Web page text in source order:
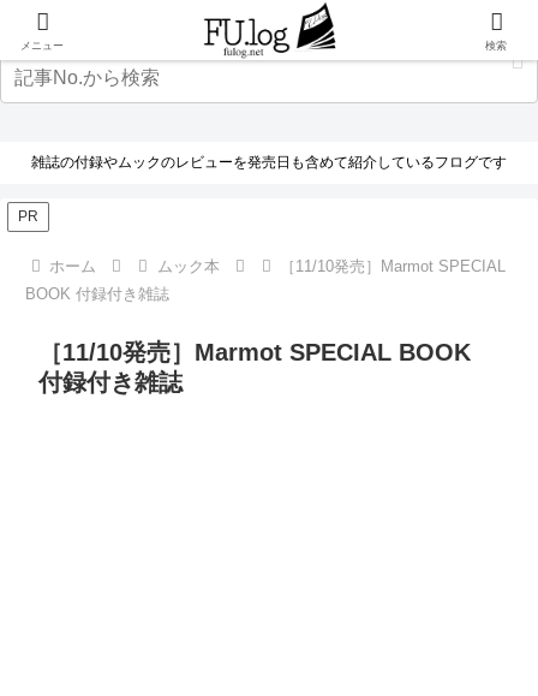
雑誌の付録やムックのレビューを発売日も含めて紹介しているフログです
PR
ホーム ムック本
［11/10発売］Marmot SPECIAL
BOOK 付録付き雑誌
［11/10発売］Marmot SPECIAL BOOK
付録付き雑誌
メニュー 検索